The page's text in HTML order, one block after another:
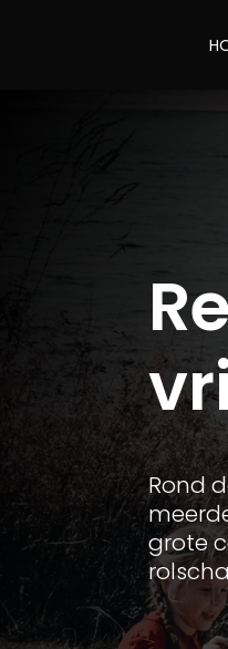
Rond
grote